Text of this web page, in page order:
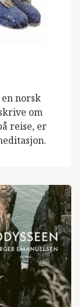
norsk
om
reise, er